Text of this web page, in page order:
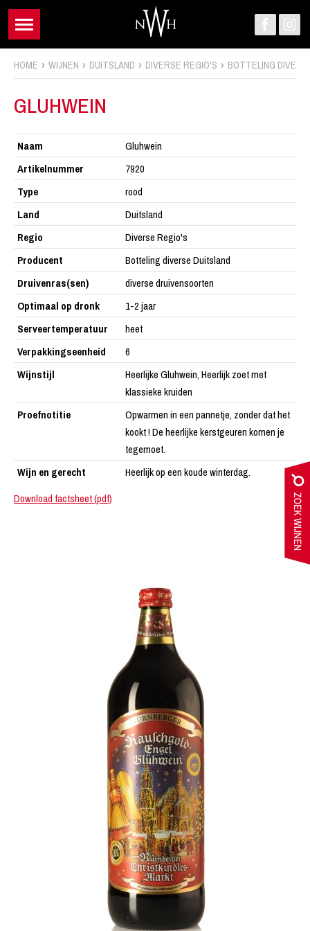
HOME WIJNEN DUITSLAND DIVERSE REGIO'S
GLUHWEIN
Naam
Gluhwein
Artikelnummer
7920
Type
rood
Land
Duitsland
Regio
Diverse Regio's
Producent
Botteling diverse Duitsland
Druivenras(sen)
diverse druivensoorten
Optimaal op dronk
1-2 jaar
Serveertemperatuur
heet
Verpakkingseenheid
6
Wijnstijl
Heerlijke Gluhwein, Heerlijk zoet met
klassieke kruiden
Proefnotitie
Opwarmen in een pannetje, zonder dat het
kookt ! De heerlijke kerstgeuren komen je
tegemoet.
Wijn en gerecht
Heerlijk op een koude winterdag.
Download factsheet (pdf)